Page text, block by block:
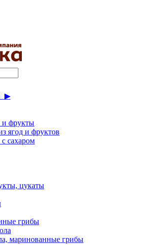
▶
и фрукты
ягод и фруктов
сахаром
цукаты
грибы
маринованные грибы